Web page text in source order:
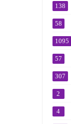
138
58
1095
57
307
2
4